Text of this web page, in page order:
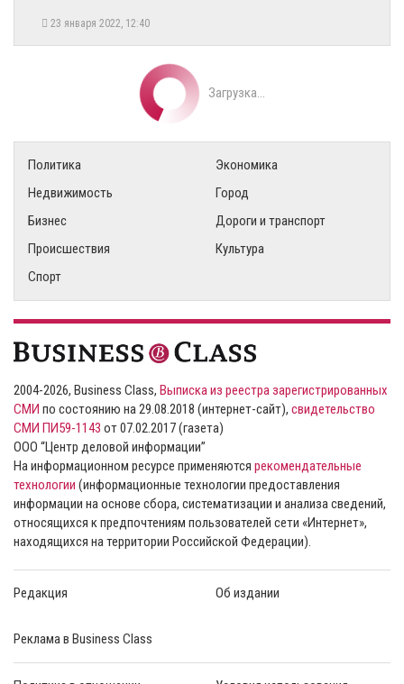
23 января 2022, 12:40
Загрузка...
Политика
Экономика
Недвижимость
Город
Бизнес
Дороги и транспорт
Происшествия
Культура
Спорт
2004-2026, Business Class, Выписка из реестра зарегистрированных
СМИ по состоянию на 29.08.2018 (интернет-сайт), свидетельство
СМИ ПИ59-1143 от 07.02.2017 (газета)
ООО “Центр деловой информации”
На информационном ресурсе применяются рекомендательные
технологии (информационные технологии предоставления
информации на основе сбора, систематизации и анализа сведений,
относящихся к предпочтениям пользователей сети «Интернет»,
находящихся на территории Российской Федерации).
Редакция Об издании
Реклама в Business Class